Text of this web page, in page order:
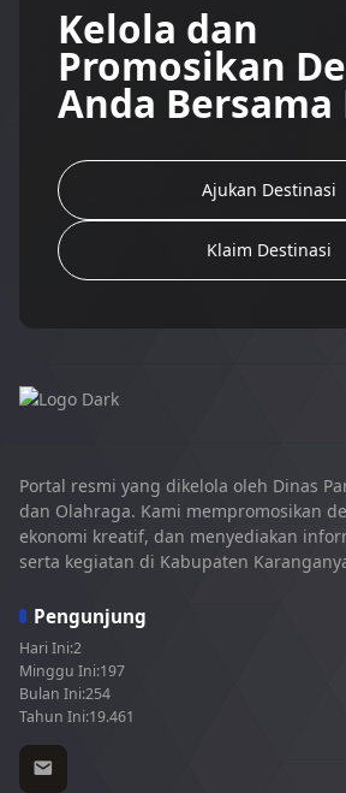
Kelola dan
Promosikan
Anda Bersama
Ajukan Destinasi
Klaim Destinasi
Portal resmi yang dikelola oleh Dinas
dan Olahraga. Kami mempromosikan
ekonomi kreatif, dan menyediakan
serta kegiatan di Kabupaten
Pengunjung
Hari Ini:2
Minggu Ini:197
Bulan Ini:254
Tahun Ini:19.461